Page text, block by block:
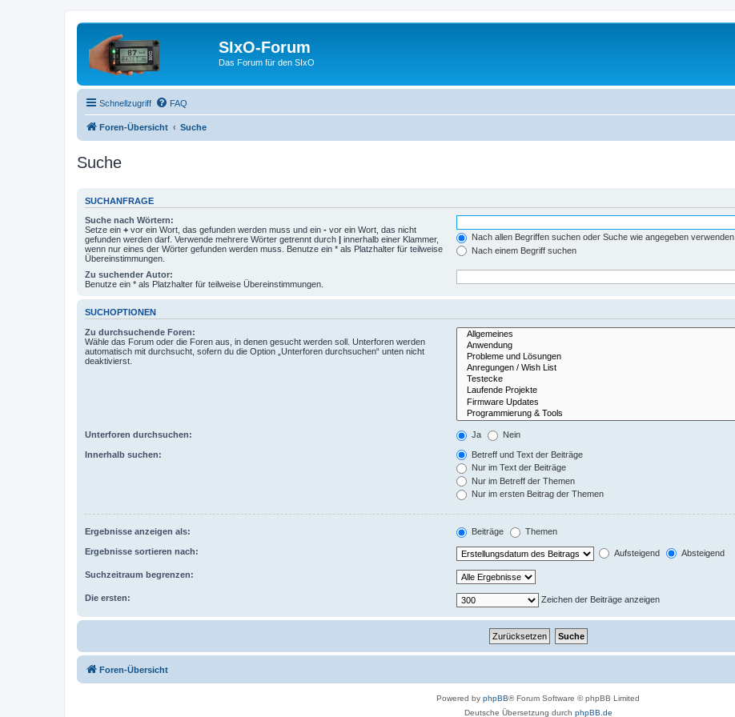
SIxO-Forum
Das Forum für den SIxO
Schnellzugriff FAQ
Foren-Übersicht Suche
Suche
SUCHANFRAGE
Suche nach Wörtern:
Setze ein + vor ein Wort, das gefunden werden muss und ein - vor ein Wort, das nicht
gefunden werden darf. Verwende mehrere Wörter getrennt durch | innerhalb einer Klammer,
wenn nur eines der Wörter gefunden werden muss. Benutze ein * als Platzhalter für teilweise
Übereinstimmungen.
Nach allen Begriffen suchen oder Suche wie angegeben verwenden
Nach einem Begriff suchen
Zu suchender Autor:
Benutze ein * als Platzhalter für teilweise Übereinstimmungen.
SUCHOPTIONEN
Zu durchsuchende Foren:
Wähle das Forum oder die Foren aus, in denen gesucht werden soll. Unterforen werden
automatisch mit durchsucht, sofern du die Option „Unterforen durchsuchen“ unten nicht
deaktivierst.
Unterforen durchsuchen: Ja Nein
Innerhalb suchen:
Betreff und Text der Beiträge
Nur im Text der Beiträge
Nur im Betreff der Themen
Nur im ersten Beitrag der Themen
Ergebnisse anzeigen als: Beiträge Themen
Ergebnisse sortieren nach: Aufsteigend Absteigend
Suchzeitraum begrenzen:
Die ersten: Zeichen der Beiträge anzeigen
Foren-Übersicht
Powered by phpBB® Forum Software © phpBB Limited
Deutsche Übersetzung durch phpBB.de